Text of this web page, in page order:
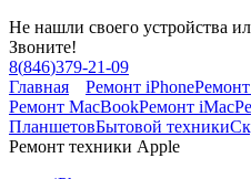
Не нашли своего устройства
Звоните!
8(846)379-21-09
Главная
Ремонт iPhone
Ремонт MacBookРемонт iMac
ПланшетовБытовой техники
Ремонт техники Apple